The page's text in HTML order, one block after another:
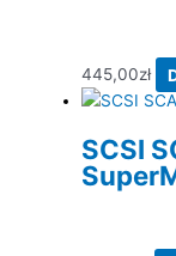
445,00zł
SCSI